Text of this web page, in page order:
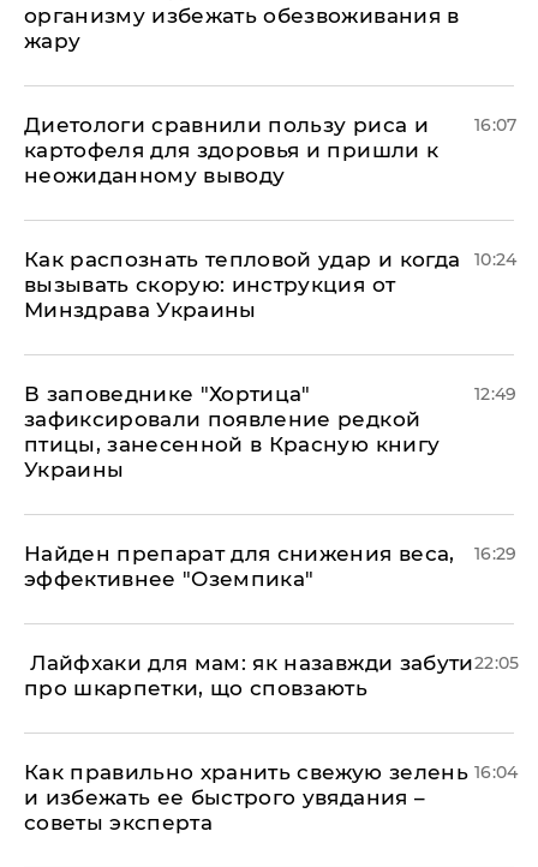
организму избежать обезвоживания в
жару
Диетологи сравнили пользу риса и
картофеля для здоровья и пришли к
неожиданному выводу
16:07
Как распознать тепловой удар и когда
вызывать скорую: инструкция от
Минздрава Украины
10:24
В заповеднике "Хортица"
зафиксировали появление редкой
птицы, занесенной в Красную книгу
Украины
12:49
Найден препарат для снижения веса,
эффективнее "Оземпика"
16:29
​ Лайфхаки для мам: як назавжди забути
про шкарпетки, що сповзають
22:05
Как правильно хранить свежую зелень
и избежать ее быстрого увядания –
советы эксперта
16:04